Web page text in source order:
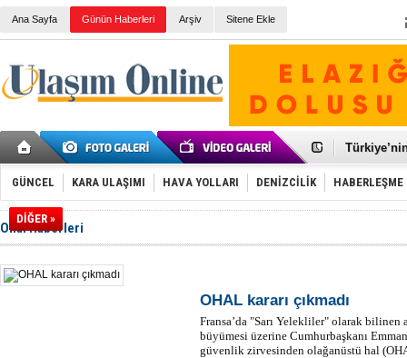
Ana Sayfa Günün Haberleri Arşiv Sitene Ekle
BMW,
Kiralık
VW'de
İzmir-
Toyota
HAVAŞ 21
Rus savaş
GÜNCEL KARA ULAŞIMI HAVA YOLLARI DENİZCİLİK HABERLEŞME
DİĞER »
Ohal Haberleri
OHAL kararı çıkmadı
Fransa’da "Sarı Yelekliler" olarak bilinen
büyümesi üzerine Cumhurbaşkanı
güvenlik zirvesinden olağanüstü hal